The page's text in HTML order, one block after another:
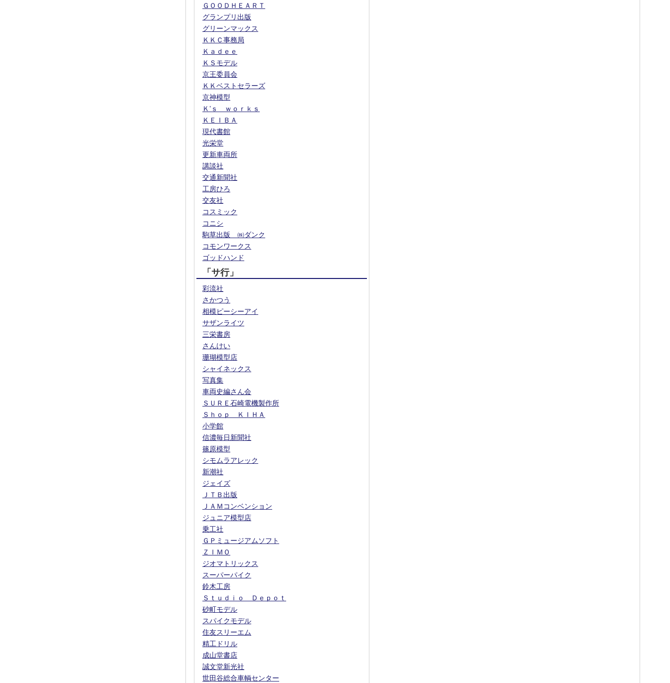
ＧＯＯＤＨＥＡＲＴ
グランプリ出版
グリーンマックス
ＫＫＣ事務局
Ｋａｄｅｅ
ＫＳモデル
京王委員会
ＫＫベストセラーズ
京神模型
Ｋ’ｓ ｗｏｒｋｓ
ＫＥＩＢＡ
現代書館
光栄堂
更新車両所
講談社
交通新聞社
工房ひろ
交友社
コスミック
コニシ
駒草出版 ㈱ダンク
コモンワークス
ゴッドハンド
「サ行」
彩流社
さかつう
相模ピーシーアイ
サザンライツ
三栄書房
さんけい
珊瑚模型店
シャイネックス
写真集
車両史編さん会
ＳＵＲＥ石崎電機製作所
Ｓｈｏｐ ＫＩＨＡ
小学館
信濃毎日新聞社
篠原模型
シモムラアレック
新潮社
ジェイズ
ＪＴＢ出版
ＪＡＭコンベンション
ジュニア模型店
乗工社
ＧＰミュージアムソフト
ＺＩＭＯ
ジオマトリックス
スーパーパイク
鈴木工房
Ｓｔｕｄｉｏ Ｄｅｐｏｔ
砂町モデル
スパイクモデル
住友スリーエム
精工ドリル
成山堂書店
誠文堂新光社
世田谷総合車輌センター